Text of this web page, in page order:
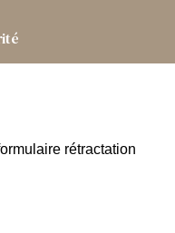
rétractation